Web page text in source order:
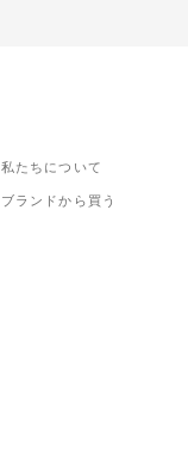
私たちについて
ブランドから買う